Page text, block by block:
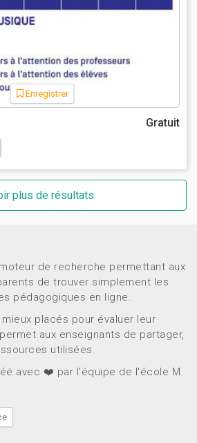
Enregistrer
Gratuit
plus de résultats
de recherche permettant aux
de trouver simplement les
pédagogiques en ligne.
placés pour évaluer leur
aux enseignants de partager,
utilisées.
avec ❤️ par l'équipe de l'école M.